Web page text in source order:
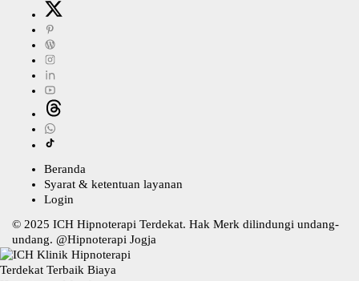
Beranda
Syarat & ketentuan layanan
Login
© 2025 ICH Hipnoterapi Terdekat. Hak Merk dilindungi undang-
undang. @Hipnoterapi Jogja